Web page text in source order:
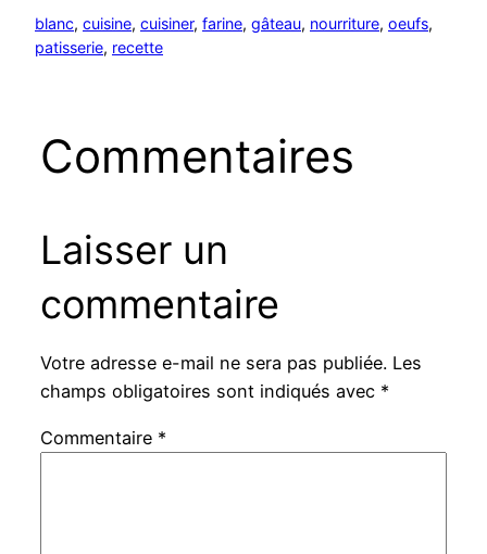
blanc, cuisine, cuisiner, farine, gâteau, nourriture, oeufs
patisserie, recette
Commentaires
Laisser un
commentaire
Votre adresse e-mail ne sera pas publiée. Les
champs obligatoires sont indiqués avec *
Commentaire *